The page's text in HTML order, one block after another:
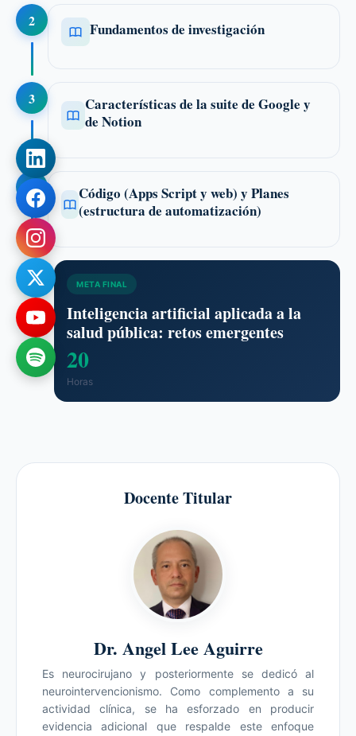
2 Fundamentos de investigación
3
Características de la suite de Google y
de Notion
4
Código (Apps Script y web) y Planes
(estructura de automatización)
META FINAL
Inteligencia artificial aplicada a la
salud pública: retos emergentes
20
Horas
Docente Titular
Dr. Angel Lee Aguirre
Es neurocirujano y posteriormente se dedicó al
neurointervencionismo. Como complemento a su
actividad clínica, se ha esforzado en producir
evidencia adicional que respalde este enfoque